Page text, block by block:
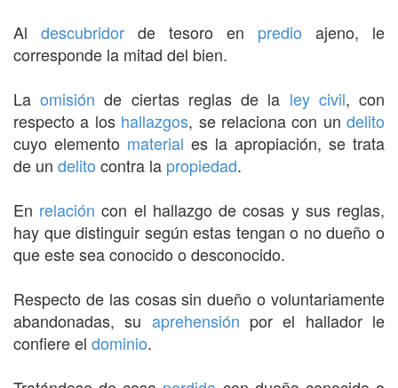
Al descubridor de tesoro en predio ajeno, le
corresponde la mitad del bien.
Laomisión de ciertas reglas de la ley civil, con
respecto a los hallazgos, se relaciona con un delito
cuyo elemento material es la apropiación, se trata
de un delito contra la propiedad.
En relación con el hallazgo de cosas y sus reglas,
hay que distinguir según estas tengan o no dueño o
que este sea conocido o desconocido.
Respecto de las cosas sin dueño o voluntariamente
abandonadas, su aprehensión por el hallador le
confiere el dominio.